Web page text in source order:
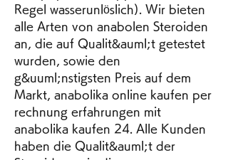
Regel wasserunlöslich). Wir bieten
alle Arten von anabolen Steroiden
an, die auf Qualit&auml;t getestet
wurden, sowie den
g&uuml;nstigsten Preis auf dem
Markt, anabolika online kaufen per
rechnung erfahrungen mit
anabolika kaufen 24. Alle Kunden
haben die Qualit&auml;t der